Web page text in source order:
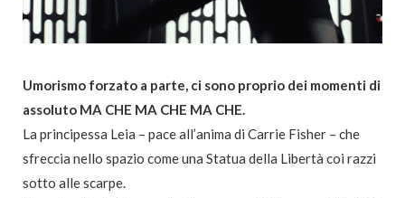
Umorismo forzato a parte, ci sono proprio dei momenti di
assoluto MA CHE MA CHE MA CHE.
La principessa Leia – pace all’anima di Carrie Fisher – che
sfreccia nello spazio come una Statua della Libertà coi razzi
sotto alle scarpe.